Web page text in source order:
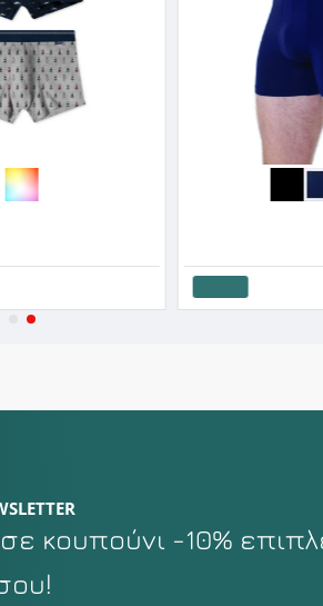
κουπούνι -10%